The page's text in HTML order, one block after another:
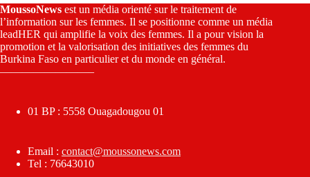
MoussoNews est un média orienté sur le traitement de
l’information sur les femmes. Il se positionne comme un média
leadHER qui amplifie la voix des femmes. Il a pour vision la
promotion et la valorisation des initiatives des femmes du
Burkina Faso en particulier et du monde en général.
————————–
01 BP : 5558 Ouagadougou 01
Email : contact@moussonews.com
Tel : 76643010